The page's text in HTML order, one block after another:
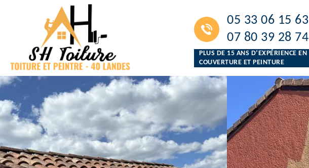
05 33 06 15 63
07 80 39 28 74
PLUS DE 15 ANS D’EXPÉRIENCE EN
COUVERTURE ET PEINTURE